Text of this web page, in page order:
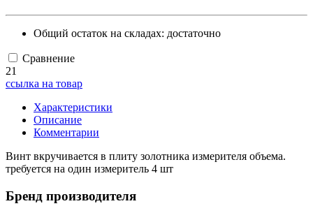
Общий остаток на складах: достаточно
Сравнение
21
ссылка на товар
Характеристики
Описание
Комментарии
Винт вкручивается в плиту золотника измерителя объема.
требуется на один измеритель 4 шт
Бренд производителя